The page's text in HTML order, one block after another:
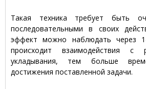
Такая техника требует быть
последовательными в своих
эффект можно наблюдать через
происходит взаимодействия с
укладывания, тем больше
достижения поставленной задачи.